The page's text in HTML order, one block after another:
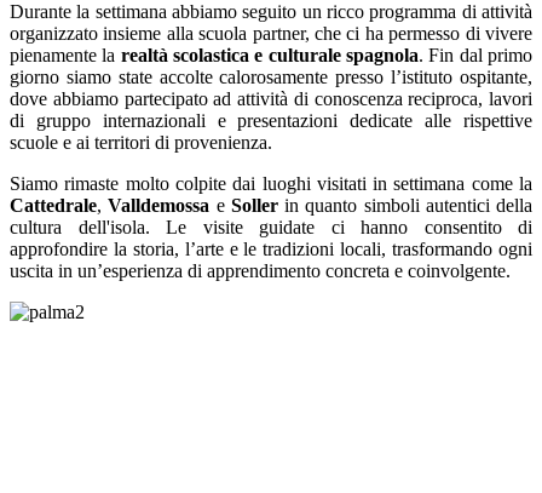
Durante la settimana abbiamo seguito un ricco programma di attività
organizzato insieme alla scuola partner, che ci ha permesso di vivere
pienamente la realtà scolastica e culturale spagnola. Fin dal primo
giorno siamo state accolte calorosamente presso l’istituto ospitante,
dove abbiamo partecipato ad attività di conoscenza reciproca, lavori
di gruppo internazionali e presentazioni dedicate alle rispettive
scuole e ai territori di provenienza.
Siamo rimaste molto colpite dai luoghi visitati in settimana come la
Cattedrale,Valldemossa e Sollerin quanto simboli autentici della
cultura dell'isola. Le visite guidate ci hanno consentito di
approfondire la storia, l’arte e le tradizioni locali, trasformando ogni
uscita in un’esperienza di apprendimento concreta e coinvolgente.